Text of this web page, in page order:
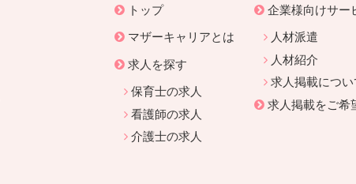
トップ
マザーキャリアとは
求人を探す
保育士の求人
看護師の求人
介護士の求人
企業様向けサー
人材派遣
人材紹介
求人掲載につ
求人掲載をご希